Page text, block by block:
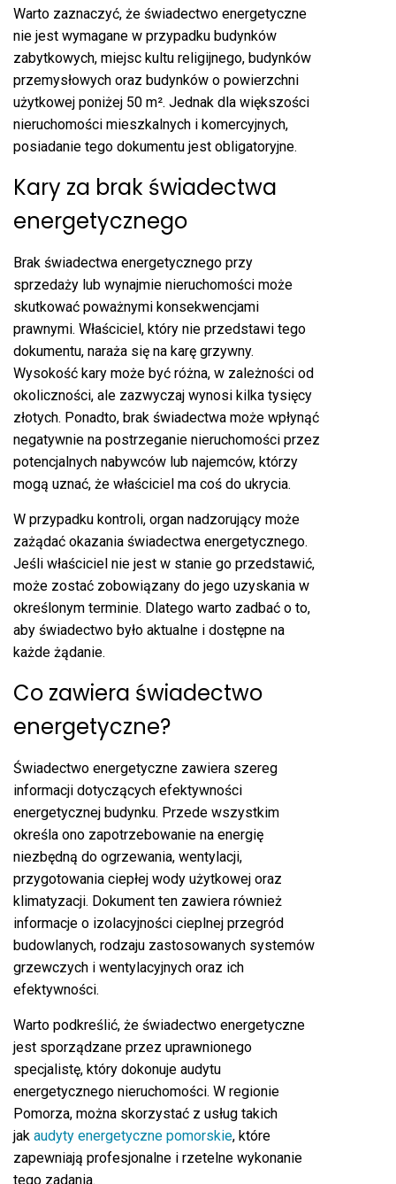
Warto zaznaczyć, że świadectwo energetyczne
nie jest wymagane w przypadku budynków
zabytkowych, miejsc kultu religijnego, budynków
przemysłowych oraz budynków o powierzchni
użytkowej poniżej 50 m². Jednak dla większości
nieruchomości mieszkalnych i komercyjnych,
posiadanie tego dokumentu jest obligatoryjne.
Kary za brak świadectwa
energetycznego
Brak świadectwa energetycznego przy
sprzedaży lub wynajmie nieruchomości może
skutkować poważnymi konsekwencjami
prawnymi. Właściciel, który nie przedstawi tego
dokumentu, naraża się na karę grzywny.
Wysokość kary może być różna, w zależności od
okoliczności, ale zazwyczaj wynosi kilka tysięcy
złotych. Ponadto, brak świadectwa może wpłynąć
negatywnie na postrzeganie nieruchomości przez
potencjalnych nabywców lub najemców, którzy
mogą uznać, że właściciel ma coś do ukrycia.
W przypadku kontroli, organ nadzorujący może
zażądać okazania świadectwa energetycznego.
Jeśli właściciel nie jest w stanie go przedstawić,
może zostać zobowiązany do jego uzyskania w
określonym terminie. Dlatego warto zadbać o to,
aby świadectwo było aktualne i dostępne na
każde żądanie.
Co zawiera świadectwo
energetyczne?
Świadectwo energetyczne zawiera szereg
informacji dotyczących efektywności
energetycznej budynku. Przede wszystkim
określa ono zapotrzebowanie na energię
niezbędną do ogrzewania, wentylacji,
przygotowania ciepłej wody użytkowej oraz
klimatyzacji. Dokument ten zawiera również
informacje o izolacyjności cieplnej przegród
budowlanych, rodzaju zastosowanych systemów
grzewczych i wentylacyjnych oraz ich
efektywności.
Warto podkreślić, że świadectwo energetyczne
jest sporządzane przez uprawnionego
specjalistę, który dokonuje audytu
energetycznego nieruchomości. W regionie
Pomorza, można skorzystać z usług takich
jak audyty energetyczne pomorskie, które
zapewniają profesjonalne i rzetelne wykonanie
tego zadania.